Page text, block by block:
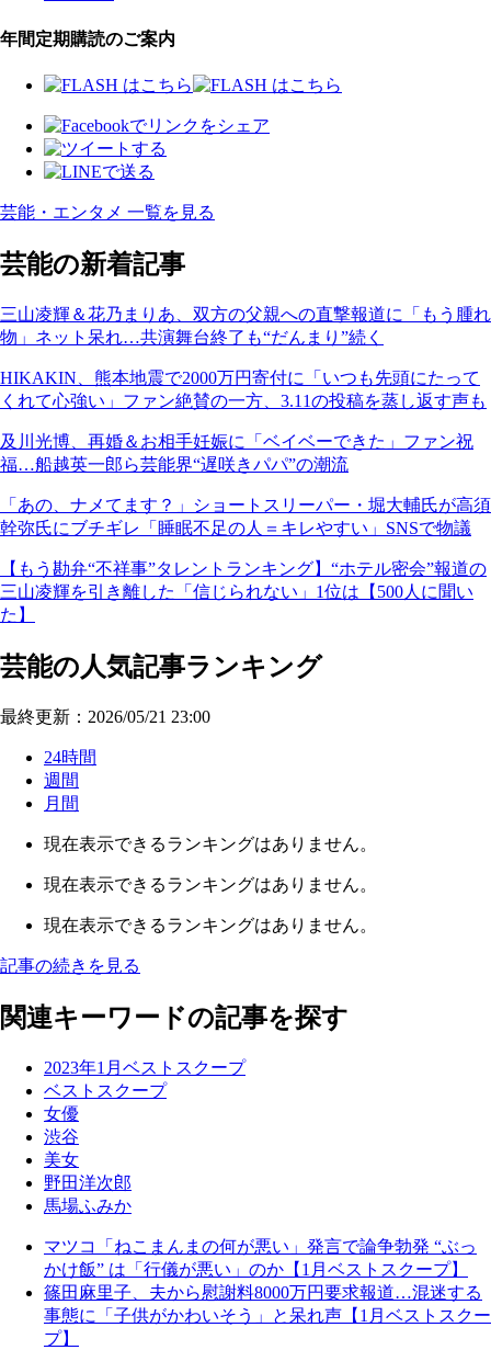
年間定期購読のご案内
芸能・エンタメ 一覧を見る
芸能の新着記事
三山凌輝＆花乃まりあ、双方の父親への直撃報道に「もう腫れ
物」ネット呆れ…共演舞台終了も“だんまり”続く
HIKAKIN、熊本地震で2000万円寄付に「いつも先頭にたって
くれて心強い」ファン絶賛の一方、3.11の投稿を蒸し返す声も
及川光博、再婚＆お相手妊娠に「ベイベーできた」ファン祝
福…船越英一郎ら芸能界“遅咲きパパ”の潮流
「あの、ナメてます？」ショートスリーパー・堀大輔氏が高須
幹弥氏にブチギレ「睡眠不足の人＝キレやすい」SNSで物議
【もう勘弁“不祥事”タレントランキング】“ホテル密会”報道の
三山凌輝を引き離した「信じられない」1位は【500人に聞い
た】
芸能の人気記事ランキング
最終更新：2026/05/21 23:00
24時間
週間
月間
現在表示できるランキングはありません。
現在表示できるランキングはありません。
現在表示できるランキングはありません。
記事の続きを見る
関連キーワードの記事を探す
2023年1月ベストスクープ
ベストスクープ
女優
渋谷
美女
野田洋次郎
馬場ふみか
マツコ「ねこまんまの何が悪い」発言で論争勃発 “ぶっ
かけ飯” は「行儀が悪い」のか【1月ベストスクープ】
篠田麻里子、夫から慰謝料8000万円要求報道…混迷する
事態に「子供がかわいそう」と呆れ声【1月ベストスクー
プ】